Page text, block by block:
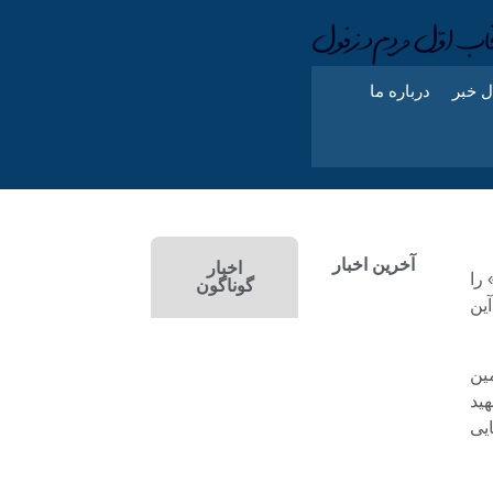
خبر درباره ما
آخرین اخبار
اخبار
گوناگون